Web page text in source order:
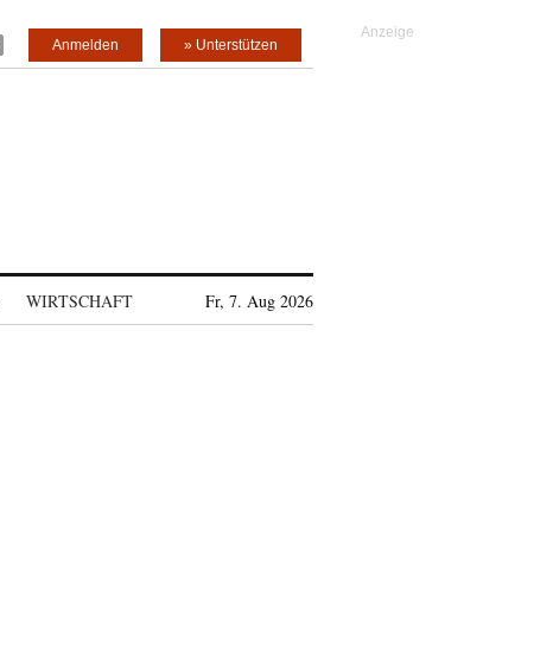
» Unterstützen
Anmelden
WIRTSCHAFT Fr, 7. Aug 2026